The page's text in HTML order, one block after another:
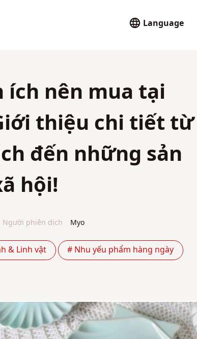
Language
ích nên mua tại
thiệu chi tiết từ
đến những sản
hội!
Người phiên dịch Myo
& Linh vật # Nhu yếu phẩm hàng ngày